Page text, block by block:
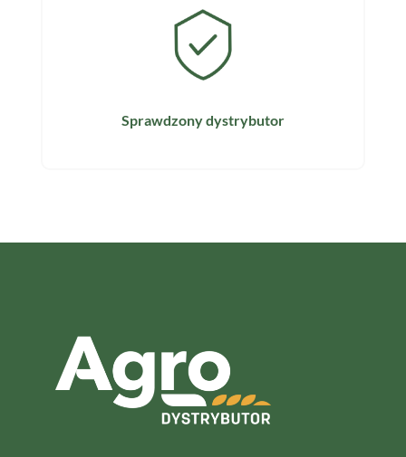
Sprawdzony dystrybutor